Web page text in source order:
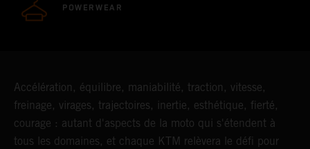
POWERWEAR
Accélération, équilibre, maniabilité, traction, vitesse,
freinage, virages, trajectoires, inertie, esthétique, fierté,
courage : autant d'aspects de la moto qui s'étendent à
tous les domaines, et chaque KTM relèvera le défi pour